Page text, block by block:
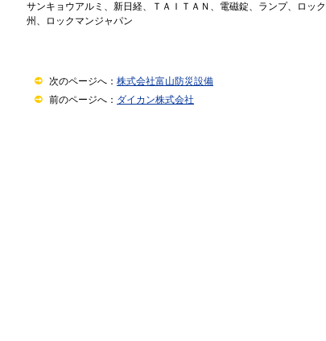
サンキョウアルミ、新日経、ＴＡＩＴＡＮ、電磁錠、ランプ、ロッ
州、ロックマンジャパン
次のページへ： 株式会社富山防災設備
前のページへ： ダイカン株式会社